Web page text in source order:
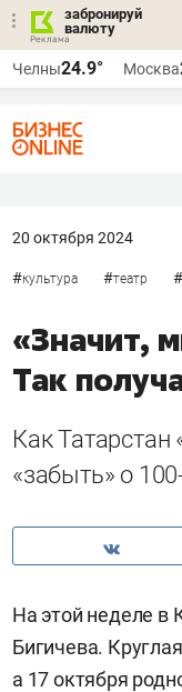
забронируй
валюту
Челны24.9° Москва
20 октября 2024
#культура #театр #
«Значит,
Так
Как Татарстан
«забыть» о
На этой неделе в
Бигичева.
а 17 октября